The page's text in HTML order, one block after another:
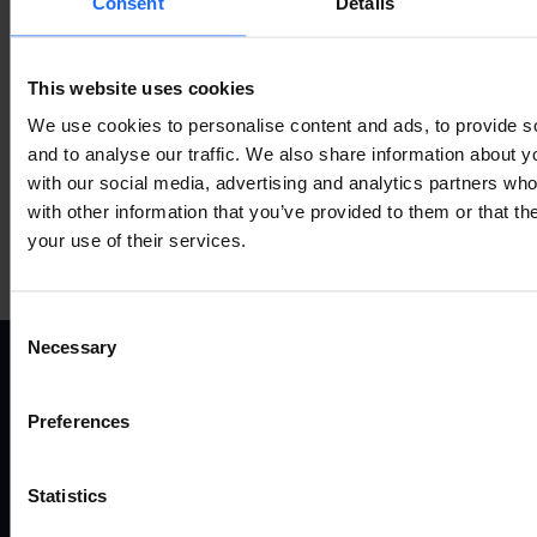
This website uses cookies
We use cookies to personalise content and ads, to provide
and to analyse our traffic. We also share information about
with our social media, advertising and analytics partners
with other information that you’ve provided to them or that
your use of their services.
Consent
Selection
Necessary
Preferences
Statistics
VERWANDTES
ZUBEHÖR
Mehr anzeigen
ANWENDUNGSFÄLLE
Alle anwendungsfälle